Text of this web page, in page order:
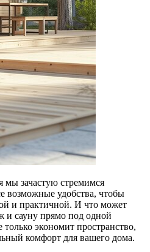
мы зачастую стремимся
возможные удобства, чтобы
и практичной. И что может
и сауну прямо под одной
экономит пространство,
комфорт для вашего дома.